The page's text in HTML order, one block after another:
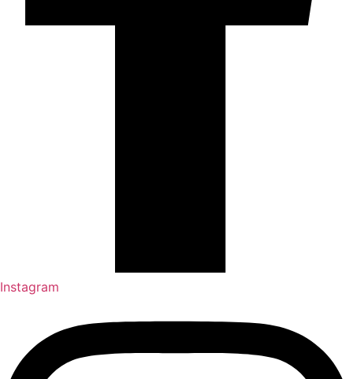
Instagram